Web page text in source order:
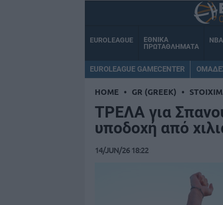
EUROLEAGUE
ΕΘΝΙΚΑ
ΠΡΩΤΑΘΛΗΜΑΤΑ
NBA
EUROLEAGUE GAMECENTER
HOME • GR (GREEK) •
ΤΡΕΛΑ για
υποδοχή από
14/JUN/26 18:22